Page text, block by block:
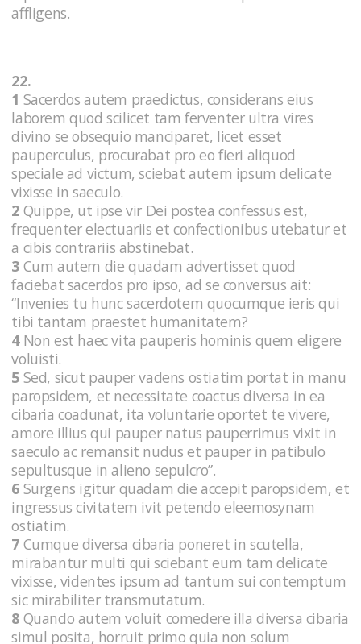
affligens.
22.
1 Sacerdos autem praedictus, considerans eius
laborem quod scilicet tam ferventer ultra vires
divino se obsequio manciparet, licet esset
pauperculus, procurabat pro eo fieri aliquod
speciale ad victum, sciebat autem ipsum delicate
vixisse in saeculo.
2 Quippe, ut ipse vir Dei postea confessus est,
frequenter electuariis et confectionibus utebatur et
a cibis contrariis abstinebat.
3 Cum autem die quadam advertisset quod
faciebat sacerdos pro ipso, ad se conversus ait:
“Invenies tu hunc sacerdotem quocumque ieris qui
tibi tantam praestet humanitatem?
4Non est haec vita pauperis hominis quem eligere
voluisti.
5 Sed, sicut pauper vadens ostiatim portat in manu
paropsidem, et necessitate coactus diversa in ea
cibaria coadunat, ita voluntarie oportet te vivere,
amore illius qui pauper natus pauperrimus vixit in
saeculo ac remansit nudus et pauper in patibulo
sepultusque in alieno sepulcro”.
6 Surgens igitur quadam die accepit paropsidem, et
ingressus civitatem ivit petendo eleemosynam
ostiatim.
7 Cumque diversa cibaria poneret in scutella,
mirabantur multi qui sciebant eum tam delicate
vixisse, videntes ipsum ad tantum sui contemptum
sic mirabiliter transmutatum.
8 Quando autem voluit comedere illa diversa cibaria
simul posita, horruit primo quia non solum